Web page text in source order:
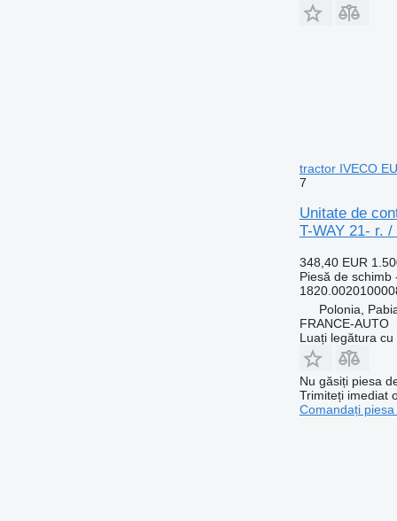
tractor IVECO
7
Unitate de
T-WAY 21- r.
348,40 EUR
Piesă de
Polonia,
FRANCE-AUTO
Luați legătura
Nu găsiți piesa
Trimiteți imediat
Comandați